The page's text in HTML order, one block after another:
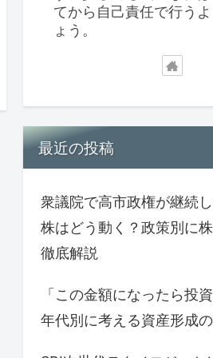
てから自己責任で行う
ょう。
最近の投稿
衆議院で高市政権が継続
株はどう動く？政策別に
徹底解説
「この金額になったら投
年代別に考える資産形成